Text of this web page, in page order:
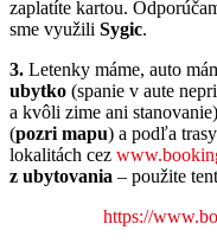
zaplatíte kartou.
sme využili Sygic.
3. Letenky máme, auto
ubytko (spanie v aute
a kvôli zime ani
(pozri mapu) a podľa
lokalitách cez
z ubytovania – použite
https://